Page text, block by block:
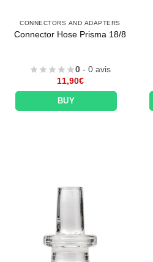
CONNECTORS AND ADAPTERS
Connector Hose Prisma 18/8
0 - 0 avis
11,90€
BUY